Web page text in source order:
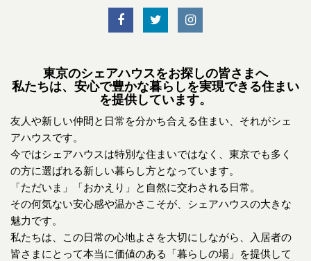
東京のシェアハウスをお探しの皆さまへ
私たちは、安心で豊かな暮らしを実現できる住まい
を提供しています。
友人や新しい仲間と日常を分かち合える住まい、それがシェ
アハウスです。
今ではシェアハウスは特別な住まいではなく、東京でも多く
の方に選ばれる新しい暮らし方となっています。
「ただいま」「おかえり」と自然に交わされる日常。
その何気ない安心感や温かさこそが、シェアハウスの大きな
魅力です。
私たちは、この日常の心地よさを大切にしながら、入居者の
皆さまにとって本当に価値のある「暮らしの場」を提供して